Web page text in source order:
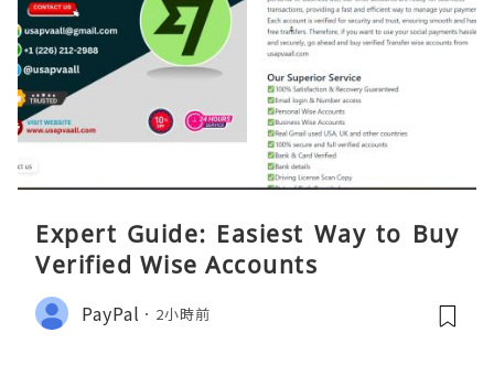
Expert Guide: Easiest Way to Buy
Verified Wise Accounts
PayPal 2小時前